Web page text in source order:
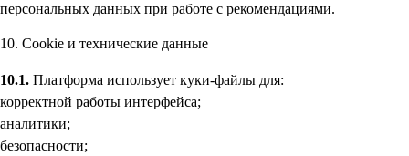
персональных данных при работе с рекомендациями.
10. Cookie и технические данные
10.1. Платформа использует куки-файлы для:
корректной работы интерфейса;
аналитики;
безопасности;